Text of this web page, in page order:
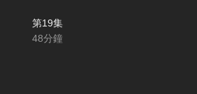
第19集
48分鐘